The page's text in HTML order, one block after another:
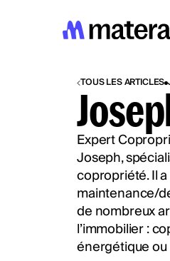
TOUS LES ARTICLES
Expert
Joseph,
copropriété. Il
maintenance/
de nombreux
l’immobilier :
énergétique